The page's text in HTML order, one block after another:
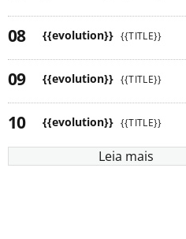
{{evolution}} {{TITLE}}
{{evolution}} {{TITLE}}
{{evolution}} {{TITLE}}
Leia mais